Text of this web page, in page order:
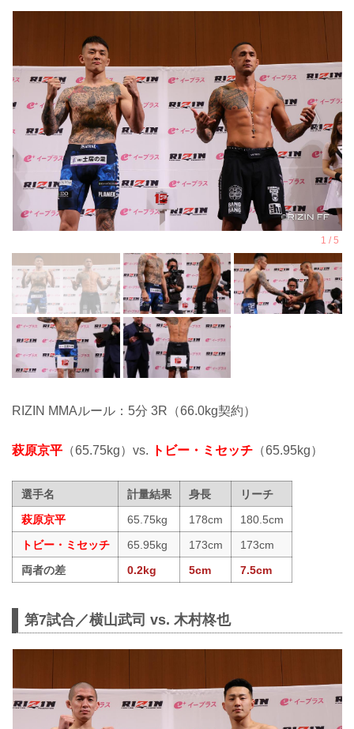
RIZIN MMAルール：5分 3R（66.0kg契約）
萩原京平 （65.75kg）vs. トビー・ミセッチ （65.95kg）
選手名 計量結果 身長
リーチ
萩原京平
65.75kg 178cm
180.5cm
トビー・ミセッチ
65.95kg 173cm
173cm
両者の差
0.2kg 5cm 7.5cm
第7試合／横山武司 vs. 木村柊也